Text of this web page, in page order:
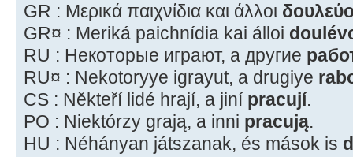
GR : Μερικά παιχνίδια και άλλοι
GR¤ : Meriká paichnídia kai álloi
RU : Некоторые играют, а другие
RU¤ : Nekotoryye igrayut, a drugiye
CS : Někteří lidé hrají, a jiní pracují.
PO : Niektórzy grają, a inni pracują.
HU : Néhányan játszanak, és mások is